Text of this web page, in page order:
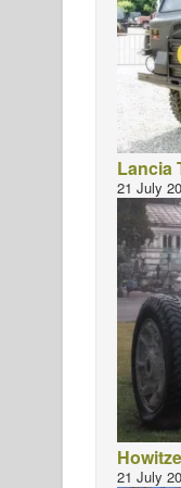
Lancia
21 July
21 July